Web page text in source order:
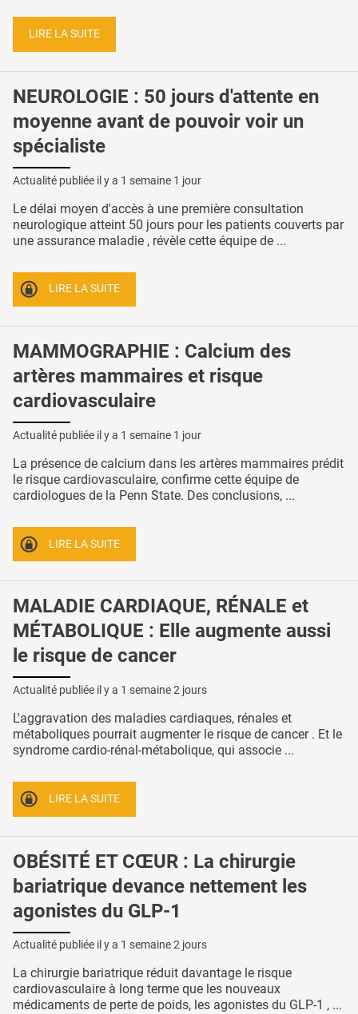
LIRE LA SUITE
NEUROLOGIE : 50 jours d'attente en
moyenne avant de pouvoir voir un
spécialiste
Actualité publiée il y a 1 semaine 1 jour
Le délai moyen d'accès à une première consultation
neurologique atteint 50 jours pour les patients couverts par
une assurance maladie , révèle cette équipe de ...
LIRE LA SUITE
MAMMOGRAPHIE : Calcium des
artères mammaires et risque
cardiovasculaire
Actualité publiée il y a 1 semaine 1 jour
La présence de calcium dans les artères mammaires prédit
le risque cardiovasculaire, confirme cette équipe de
cardiologues de la Penn State. Des conclusions, ...
LIRE LA SUITE
MALADIE CARDIAQUE, RÉNALE et
MÉTABOLIQUE : Elle augmente aussi
le risque de cancer
Actualité publiée il y a 1 semaine 2 jours
L'aggravation des maladies cardiaques, rénales et
métaboliques pourrait augmenter le risque de cancer . Et le
syndrome cardio-rénal-métabolique, qui associe ...
LIRE LA SUITE
OBÉSITÉ ET CŒUR : La chirurgie
bariatrique devance nettement les
agonistes du GLP-1
Actualité publiée il y a 1 semaine 2 jours
La chirurgie bariatrique réduit davantage le risque
cardiovasculaire à long terme que les nouveaux
médicaments de perte de poids, les agonistes du GLP-1 , ...